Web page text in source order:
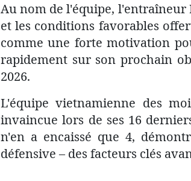
Au nom de l'équipe, l'entraîneur
et les conditions favorables
comme une forte motivation
rapidement sur son prochain
2026.
L'équipe vietnamienne des
invaincue lors de ses 16
n'en a encaissé que 4,
défensive – des facteurs clés